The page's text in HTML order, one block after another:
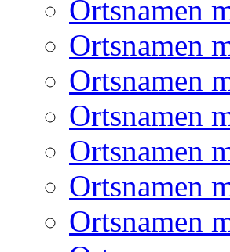
Ortsnamen
Ortsnamen
Ortsnamen
Ortsnamen
Ortsnamen
Ortsnamen
Ortsnamen